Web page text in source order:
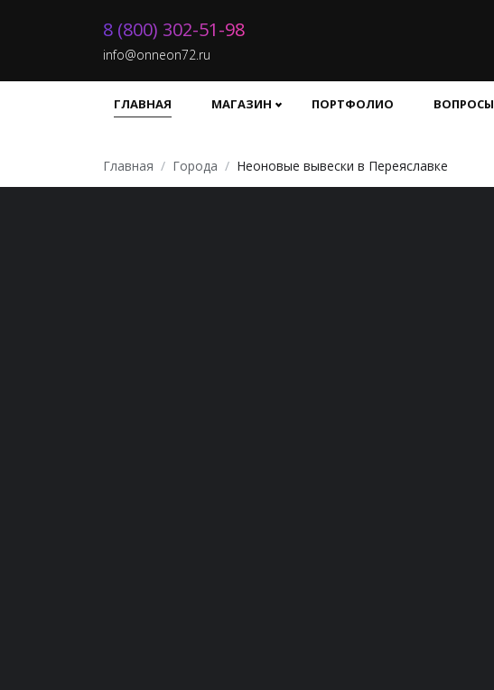
8 (800) 302-51-98
info@onneon72.ru
ГЛАВНАЯ МАГАЗИН ПОРТФОЛИО ВОПРОСЫ
Главная Города Неоновые вывески в Переяславке